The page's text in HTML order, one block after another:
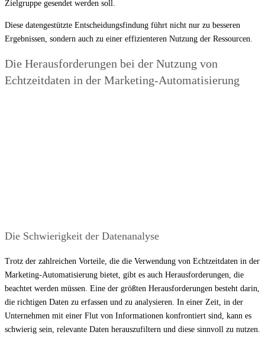
Zielgruppe gesendet werden soll.
Diese datengestützte Entscheidungsfindung führt nicht nur zu besseren
Ergebnissen, sondern auch zu einer effizienteren Nutzung der Ressourcen.
Die Herausforderungen bei der Nutzung von
Echtzeitdaten in der Marketing-Automatisierung
Die Schwierigkeit der Datenanalyse
Trotz der zahlreichen Vorteile, die die Verwendung von Echtzeitdaten in der
Marketing-Automatisierung bietet, gibt es auch Herausforderungen, die
beachtet werden müssen. Eine der größten Herausforderungen besteht darin,
die richtigen Daten zu erfassen und zu analysieren. In einer Zeit, in der
Unternehmen mit einer Flut von Informationen konfrontiert sind, kann es
schwierig sein, relevante Daten herauszufiltern und diese sinnvoll zu nutzen.